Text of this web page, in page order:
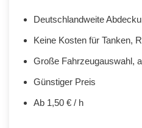
Deutschlandweite
Keine Kosten für Tanken,
Große Fahrzeugauswahl,
Günstiger Preis
Ab 1,50 € / h